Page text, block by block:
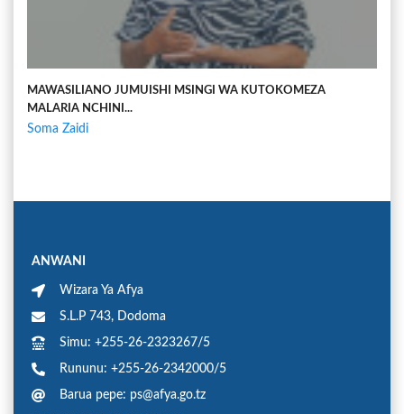
MAWASILIANO JUMUISHI MSINGI WA KUTOKOMEZA
MALARIA NCHINI...
Soma Zaidi
ANWANI
Wizara Ya Afya
S.L.P 743, Dodoma
Simu: +255-26-2323267/5
Rununu: +255-26-2342000/5
Barua pepe: ps@afya.go.tz